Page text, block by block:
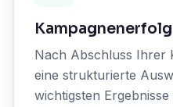
Nach Abschluss Ihrer
eine strukturierte
wichtigsten